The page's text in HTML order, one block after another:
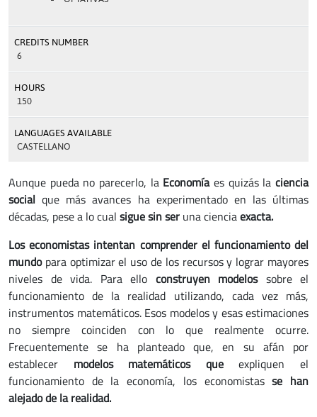
CREDITS NUMBER
6
HOURS
150
LANGUAGES AVAILABLE
CASTELLANO
Aunque pueda no parecerlo, la Economíaes quizás laciencia
social que más avances ha experimentado en las últimas
décadas, pese a lo cual sigue sin ser una cienciaexacta.
Los economistas intentan comprender el funcionamiento del
mundopara optimizar el uso de los recursos y lograr mayores
niveles de vida. Para ello construyen modelossobre el
funcionamiento de la realidad utilizando, cada vez más,
instrumentos matemáticos. Esos modelos y esas estimaciones
no siempre coinciden con lo que realmente ocurre.
Frecuentemente se ha planteado que, en su afán por
establecer modelos matemáticos queexpliquen el
funcionamiento de la economía, los economistasse han
alejado de la realidad.